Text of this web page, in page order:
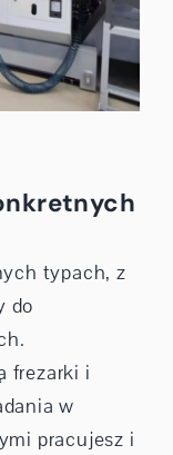
typach, z
do
frezarki i
w
pracujesz i